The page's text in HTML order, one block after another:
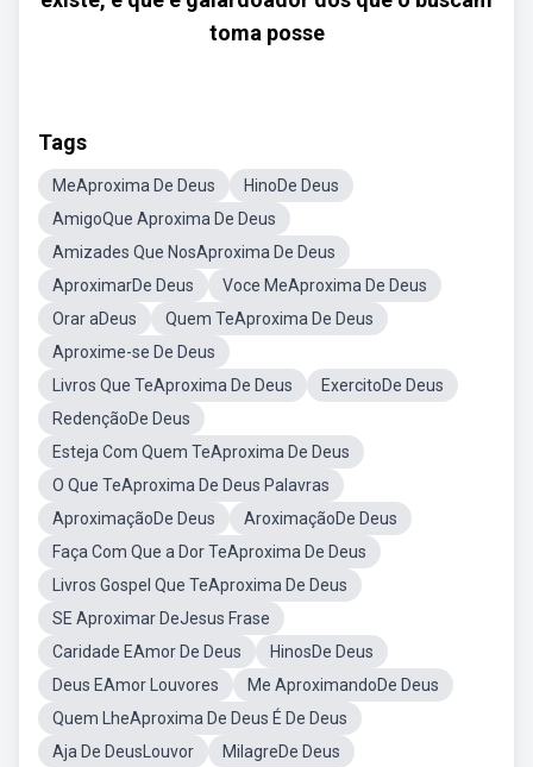
toma posse
Tags
MeAproxima De Deus
HinoDe Deus
AmigoQue Aproxima De Deus
Amizades Que NosAproxima De Deus
AproximarDe Deus
Voce MeAproxima De Deus
Orar aDeus
Quem TeAproxima De Deus
Aproxime-se De Deus
Livros Que TeAproxima De Deus
ExercitoDe Deus
RedençãoDe Deus
Esteja Com Quem TeAproxima De Deus
O Que TeAproxima De Deus Palavras
AproximaçãoDe Deus
AroximaçãoDe Deus
Faça Com Que a Dor TeAproxima De Deus
Livros Gospel Que TeAproxima De Deus
SE Aproximar DeJesus Frase
Caridade EAmor De Deus
HinosDe Deus
Deus EAmor Louvores
Me AproximandoDe Deus
Quem LheAproxima De Deus É De Deus
Aja De DeusLouvor
MilagreDe Deus